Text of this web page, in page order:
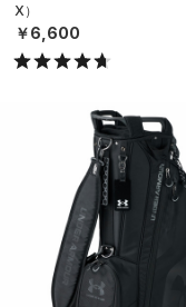
X）
￥6,600